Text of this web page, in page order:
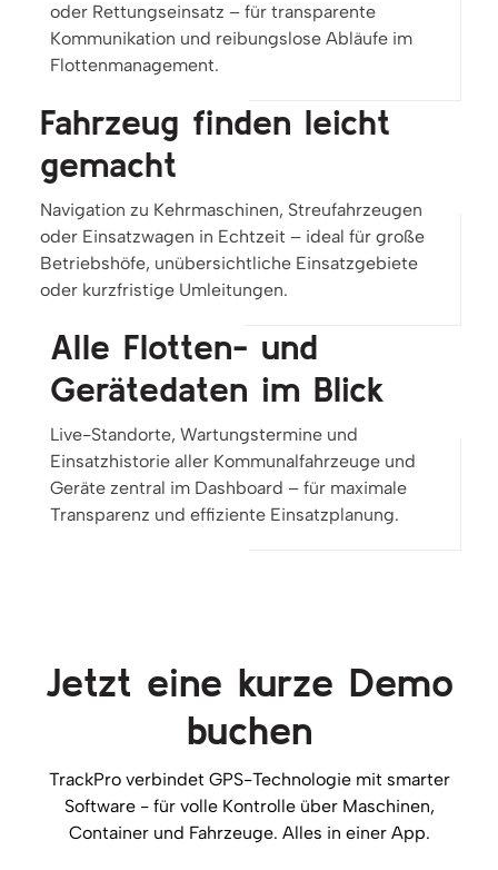
oder Rettungseinsatz – für transparente
Kommunikation und reibungslose Abläufe im
Flottenmanagement.
Fahrzeug finden leicht
gemacht
Navigation zu Kehrmaschinen, Streufahrzeugen
oder Einsatzwagen in Echtzeit – ideal für große
Betriebshöfe, unübersichtliche Einsatzgebiete
oder kurzfristige Umleitungen.
Alle Flotten- und
Gerätedaten im Blick
Live-Standorte, Wartungstermine und
Einsatzhistorie aller Kommunalfahrzeuge und
Geräte zentral im Dashboard – für maximale
Transparenz und effiziente Einsatzplanung.
Jetzt eine kurze Demo
buchen
TrackPro verbindet GPS-Technologie mit smarter
Software - für volle Kontrolle über Maschinen,
Container und Fahrzeuge. Alles in einer App.